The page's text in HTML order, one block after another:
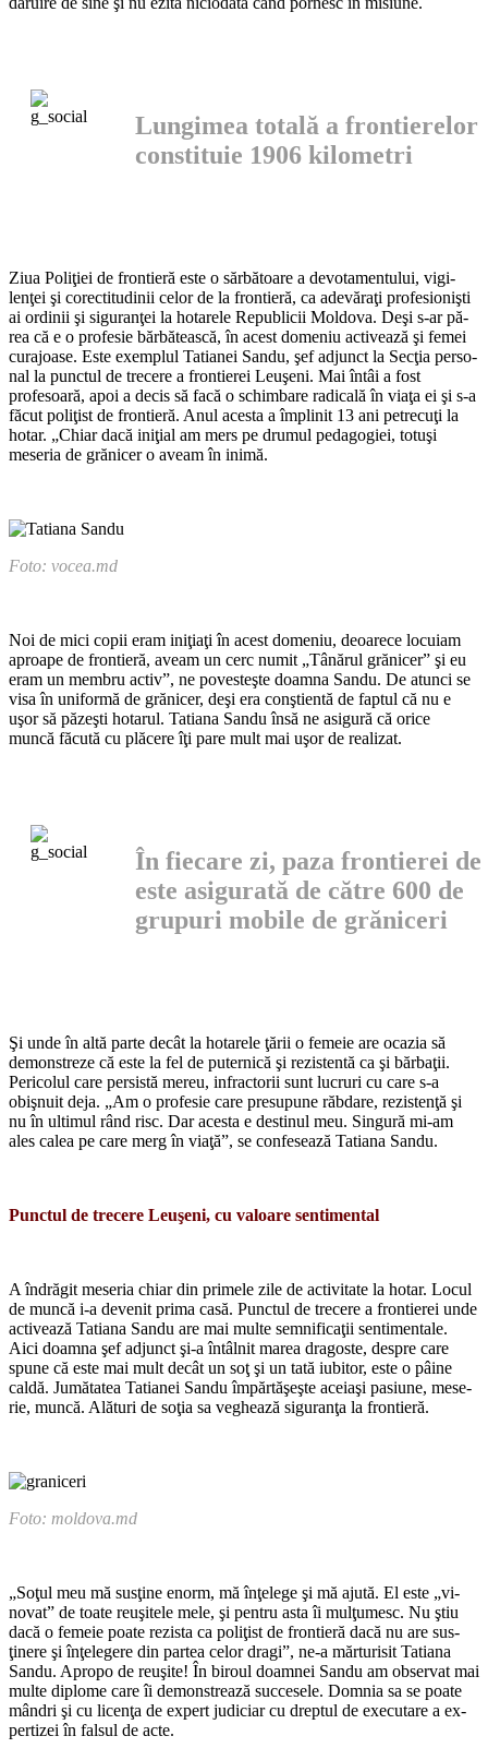
Lungimea totală a frontierelor
constitu­ie 1906 kilometri
Ziua Poliţiei de frontieră este o sărbătoare a devotamentului, vigi­
lenţei şi corectitudinii celor de la frontieră, ca adevăraţi profesionişti
ai ordinii şi siguranţei la hotarele Republicii Moldova. Deşi s-ar pă­
rea că e o profesie bărbătească, în acest domeniu activează şi femei
curajoase. Este exemplul Tatianei Sandu, şef adjunct la Secţia perso­
nal la punctul de trecere a frontierei Leuşeni. Mai întâi a fost
profesoară, apoi a decis să facă o schimbare ra­dicală în viaţa ei şi s-a
făcut poliţist de frontieră. Anul acesta a împlinit 13 ani petrecuţi la
hotar. „Chiar dacă iniţial am mers pe drumul pe­dagogiei, totuşi
meseria de grănicer o aveam în inimă.
Foto: vocea.md
Noi de mici copii eram iniţiaţi în acest domeniu, deoarece locu­iam
aproape de frontieră, aveam un cerc numit „Tânărul grănicer” şi eu
eram un membru activ”, ne po­vesteşte doamna Sandu. De atunci se
visa în uniformă de grănicer, deşi era conştientă de faptul că nu e
uşor să păzeşti hotarul. Tatia­na Sandu însă ne asigură că orice
muncă făcută cu plăcere îţi pare mult mai uşor de realizat.
În fiecare zi, paza frontierei de
este asi­gurată de către 600 de
grupuri mobile de grăniceri
Şi unde în altă parte decât la hotarele ţării o femeie are ocazia să
demonstreze că este la fel de puternică şi rezistentă ca şi bărba­ţii.
Pericolul care persistă mereu, infractorii sunt lucruri cu care s-a
obişnuit deja. „Am o profesie care presupune răbdare, rezistenţă şi
nu în ultimul rând risc. Dar acesta e destinul meu. Singură mi-am
ales calea pe care merg în viaţă”, se con­fesează Tatiana Sandu.
Punctul de trecere Leuşeni, cu valoare sentimental
A îndrăgit meseria chiar din primele zile de activitate la hotar. Locul
de muncă i-a devenit prima casă. Punctul de trecere a frontie­rei unde
activează Tatiana Sandu are mai multe semnificaţii senti­mentale.
Aici doamna şef adjunct şi-a întâlnit marea dragoste, despre care
spune că este mai mult decât un soţ şi un tată iubitor, este o pâi­ne
caldă. Jumătatea Tatianei Sandu împărtăşeşte aceiaşi pasiune, mese­
rie, muncă. Alături de soţia sa ve­ghează siguranţa la frontieră.
Foto: moldova.md
„Soţul meu mă susţine enorm, mă înţelege şi mă ajută. El este „vi­
novat” de toate reuşitele mele, şi pentru asta îi mulţumesc. Nu ştiu
dacă o femeie poate rezista ca po­liţist de frontieră dacă nu are sus­
ţinere şi înţelegere din partea ce­lor dragi”, ne-a mărturisit Tatiana
Sandu. Apropo de reuşite! În biroul doamnei Sandu am observat mai
multe diplome care îi demonstrea­ză succesele. Domnia sa se poate
mândri şi cu licenţa de expert ju­diciar cu dreptul de executare a ex­
pertizei în falsul de acte.